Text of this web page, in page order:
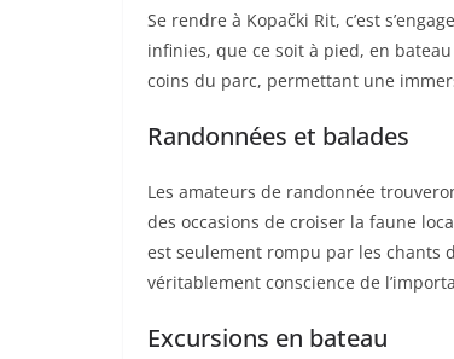
Se rendre à Kopački Rit, c’est
infinies, que ce soit à pied, en
coins du parc, permettant une
Randonnées et balades
Les amateurs de randonnée
des occasions de croiser la faune
est seulement rompu par les chants
véritablement conscience de
Excursions en bateau